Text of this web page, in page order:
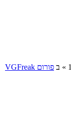
» ב
פורום VGFreak